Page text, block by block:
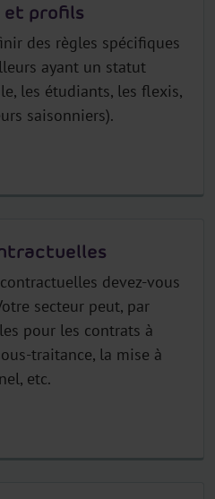
profils
des règles spécifiques
ayant un statut
les étudiants, les flexis,
saisonniers).
devez-vous
secteur peut, par
pour les contrats à
traitance, la mise à
etc.